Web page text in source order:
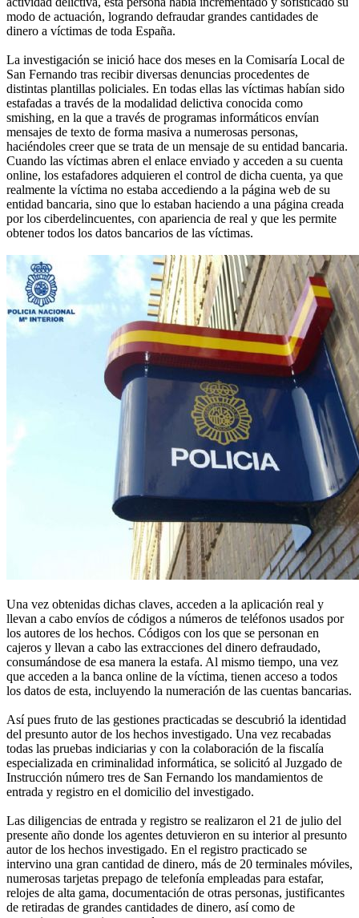
modo de actuación, logrando defraudar grandes cantidades de
dinero a víctimas de toda España.
La investigación se inició hace dos meses en la Comisaría Local de
San Fernando tras recibir diversas denuncias procedentes de
distintas plantillas policiales. En todas ellas las víctimas habían sido
estafadas a través de la modalidad delictiva conocida como
smishing, en la que a través de programas informáticos envían
mensajes de texto de forma masiva a numerosas personas,
haciéndoles creer que se trata de un mensaje de su entidad bancaria.
Cuando las víctimas abren el enlace enviado y acceden a su cuenta
online, los estafadores adquieren el control de dicha cuenta, ya que
realmente la víctima no estaba accediendo a la página web de su
entidad bancaria, sino que lo estaban haciendo a una página creada
por los ciberdelincuentes, con apariencia de real y que les permite
obtener todos los datos bancarios de las víctimas.
Una vez obtenidas dichas claves, acceden a la aplicación real y
llevan a cabo envíos de códigos a números de teléfonos usados por
los autores de los hechos. Códigos con los que se personan en
cajeros y llevan a cabo las extracciones del dinero defraudado,
consumándose de esa manera la estafa. Al mismo tiempo, una vez
que acceden a la banca online de la víctima, tienen acceso a todos
los datos de esta, incluyendo la numeración de las cuentas bancarias.
Así pues fruto de las gestiones practicadas se descubrió la identidad
del presunto autor de los hechos investigado. Una vez recabadas
todas las pruebas indiciarias y con la colaboración de la fiscalía
especializada en criminalidad informática, se solicitó al Juzgado de
Instrucción número tres de San Fernando los mandamientos de
entrada y registro en el domicilio del investigado.
Las diligencias de entrada y registro se realizaron el 21 de julio del
presente año donde los agentes detuvieron en su interior al presunto
autor de los hechos investigado. En el registro practicado se
intervino una gran cantidad de dinero, más de 20 terminales móviles,
numerosas tarjetas prepago de telefonía empleadas para estafar,
relojes de alta gama, documentación de otras personas, justificantes
de retiradas de grandes cantidades de dinero, así como de